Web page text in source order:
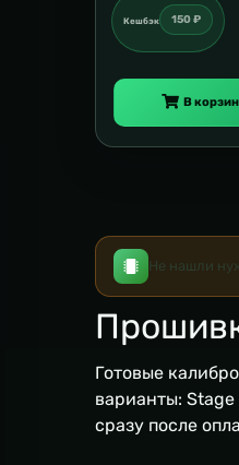
Кешбэк 150 ₽
В
Не нашли
Готовые
варианты: Stage
сразу после